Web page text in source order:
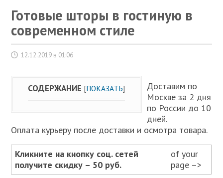
Готовые шторы в гостиную в
современном стиле
12.12.2019 в 01:06
СОДЕРЖАНИЕ [ПОКАЗАТЬ]
Доставим по
Москве за 2 дня
по России до 10
дней.
Оплата курьеру после доставки и осмотра товара.
Кликните на кнопку соц. сетей
получите скидку – 50 руб.
of your
page –>